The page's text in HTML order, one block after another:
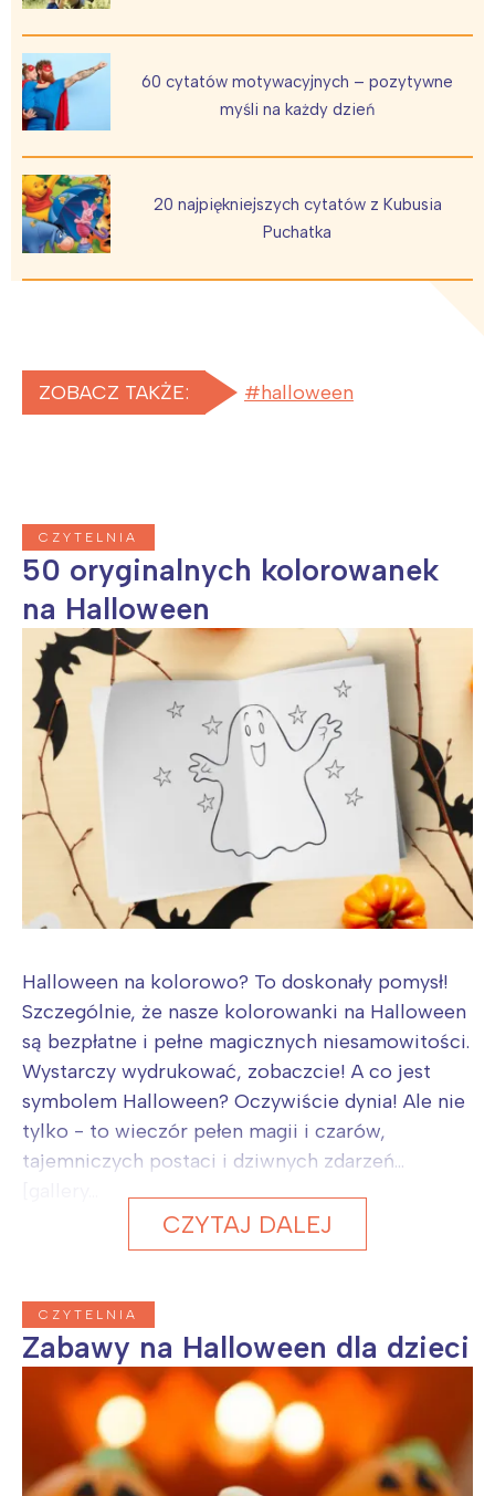
60 cytatów motywacyjnych – pozytywne
myśli na każdy dzień
20 najpiękniejszych cytatów z Kubusia
Puchatka
ZOBACZ TAKŻE: halloween
CZYTELNIA
50 oryginalnych kolorowanek
na Halloween
Halloween na kolorowo? To doskonały pomysł!
Szczególnie, że nasze kolorowanki na Halloween
są bezpłatne i pełne magicznych niesamowitości.
Wystarczy wydrukować, zobaczcie! A co jest
symbolem Halloween? Oczywiście dynia! Ale nie
tylko - to wieczór pełen magii i czarów,
tajemniczych postaci i dziwnych zdarzeń...
CZYTAJ DALEJ
CZYTELNIA
Zabawy na Halloween dla dzieci